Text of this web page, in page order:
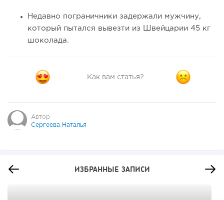
Недавно пограничники задержали мужчину,
который пытался вывезти из Швейцарии 45 кг
шоколада.
Как вам статья?
Автор
Сергеева Наталья
ИЗБРАННЫЕ ЗАПИСИ